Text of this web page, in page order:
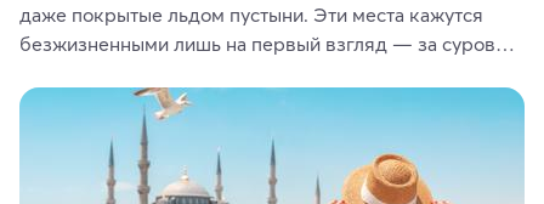
даже покрытые льдом пустыни. Эти места кажутся
безжизненными лишь на первый взгляд — за суровой
животные и маршруты, которые дарят одни из самых
ярких впечатлений от путешествий.